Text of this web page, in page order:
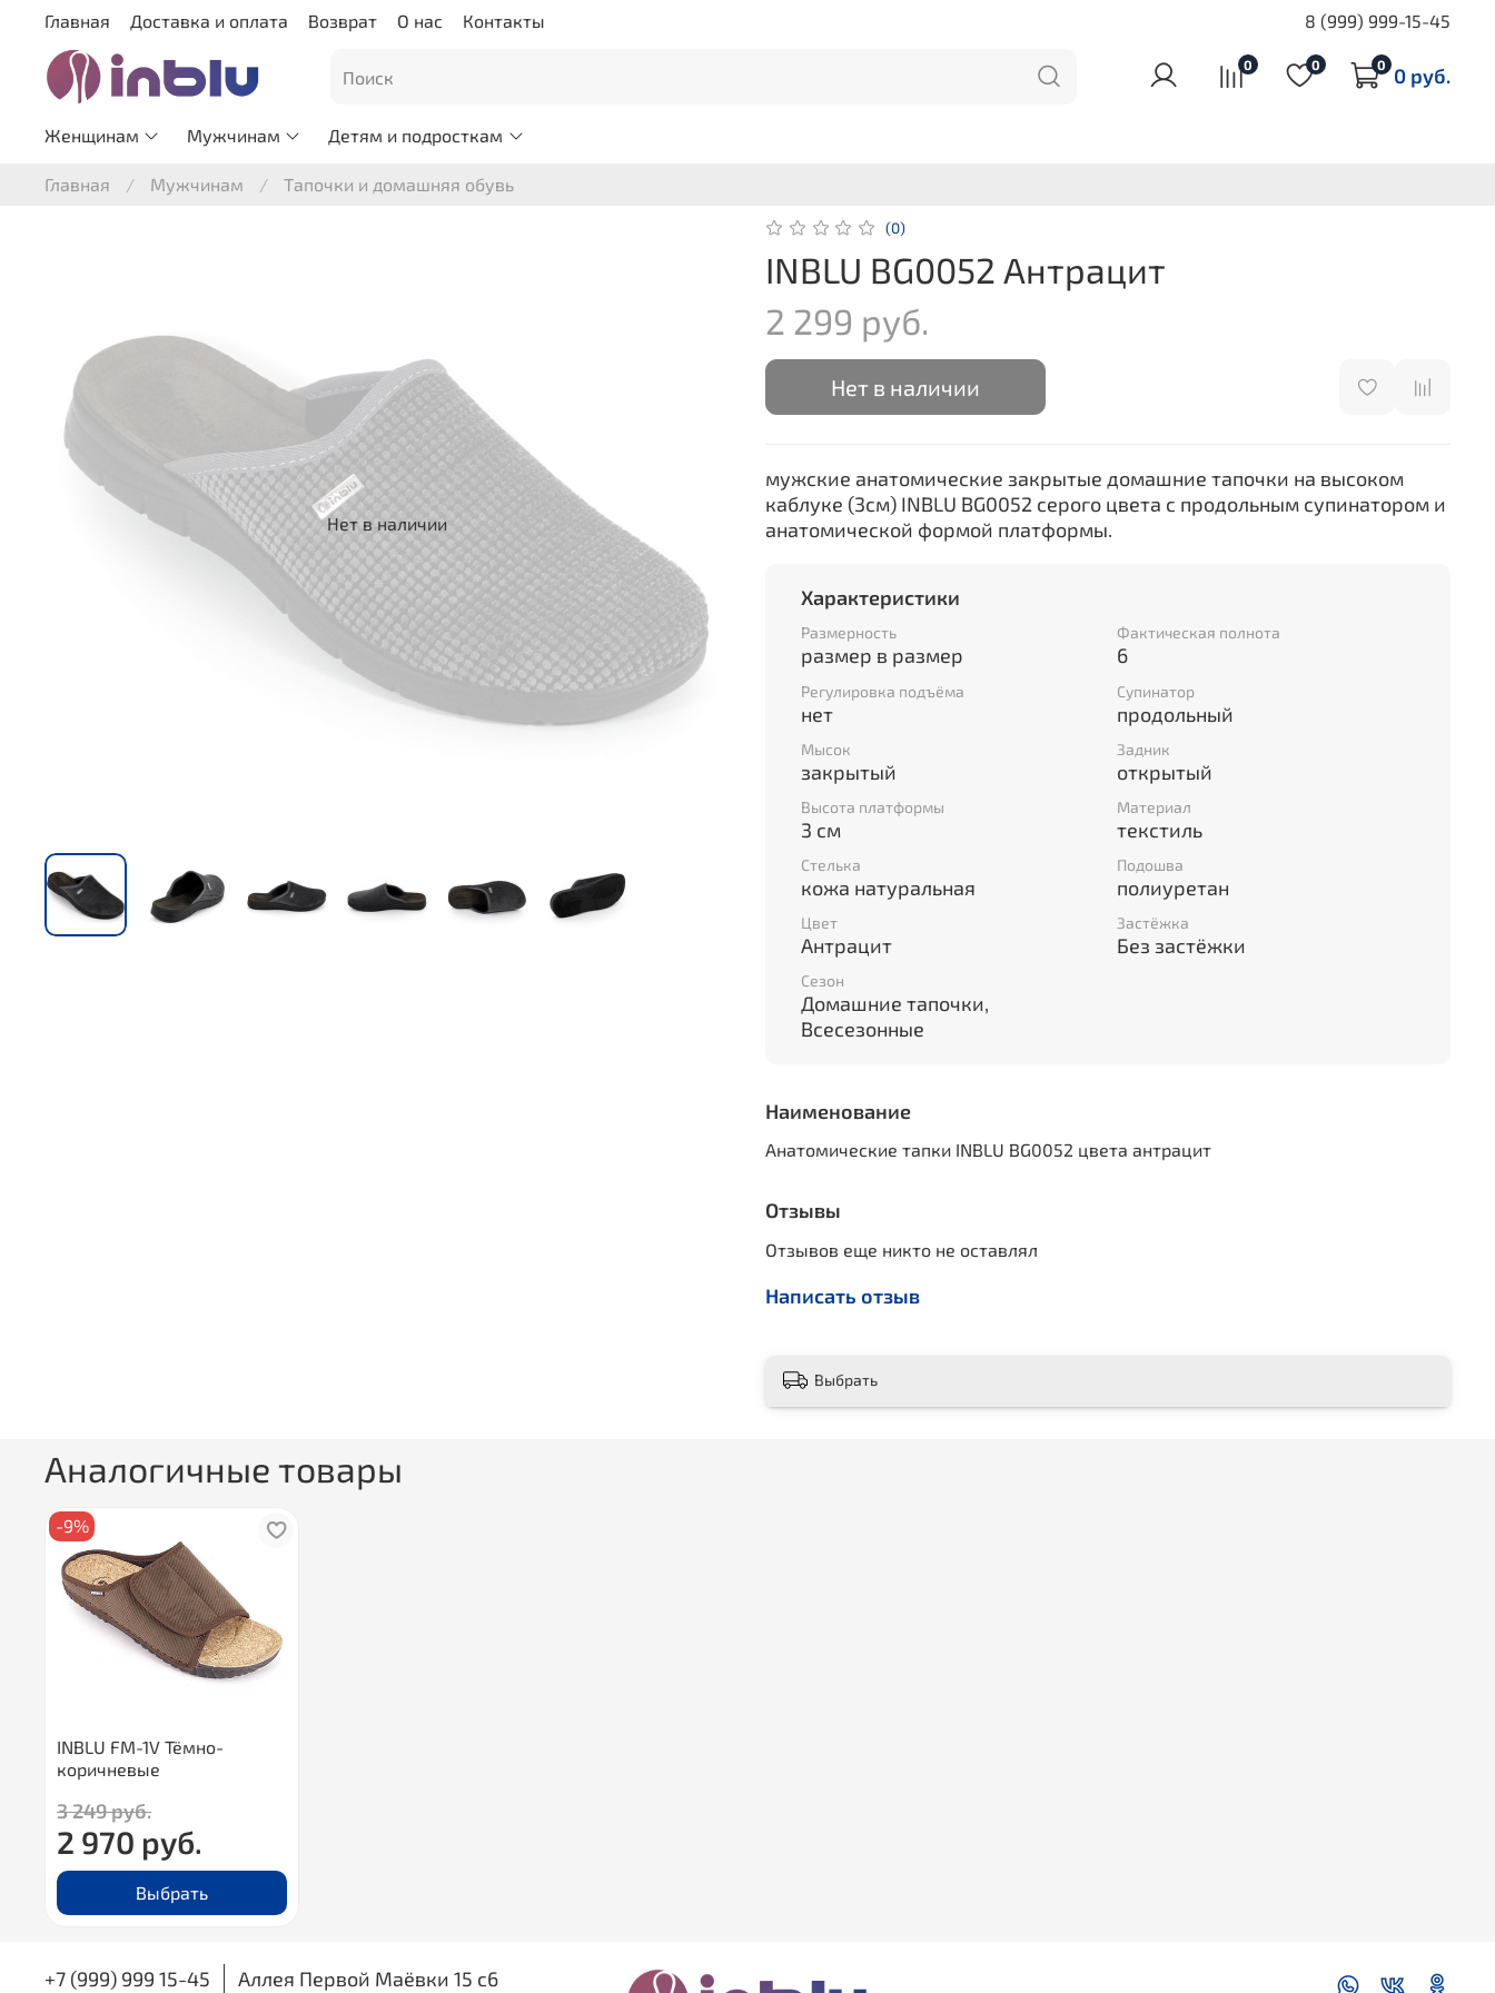
Главная Доставка и оплата Возврат О нас Контакты 8 (999) 999-15-45
0 0 0 0 руб.
Женщинам Мужчинам Детям и подросткам
Главная Мужчинам Тапочки и домашняя обувь
Нет в наличии
(0)
INBLU BG0052 Антрацит
2 299 руб.
Нет в наличии
мужские анатомические закрытые домашние тапочки на высоком
каблуке (3см) INBLU BG0052 серого цвета с продольным супинатором и
анатомической формой платформы.
Характеристики
Размерность
размер в размер
Фактическая полнота
6
Регулировка подъёма
нет
Супинатор
продольный
Мысок
закрытый
Задник
открытый
Высота платформы
3 см
Материал
текстиль
Стелька
кожа натуральная
Подошва
полиуретан
Цвет
Антрацит
Застёжка
Без застёжки
Сезон
Домашние тапочки,
Всесезонные
Наименование
Анатомические тапки INBLU BG0052 цвета антрацит
Отзывы
Отзывов еще никто не оставлял
Написать отзыв
Выбрать
Аналогичные товары
-9%
INBLU FM-1V Тёмно-
коричневые
3 249 руб.
2 970 руб.
Выбрать
+7 (999) 999 15-45 Аллея Первой Маёвки 15 с6